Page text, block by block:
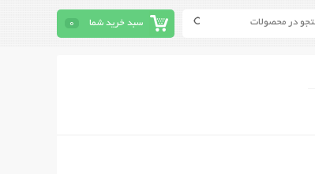
سبد خرید شما 0